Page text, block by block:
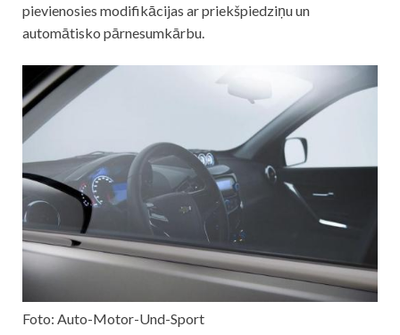
pievienosies modifikācijas ar priekšpiedziņu un
automātisko pārnesumkārbu.
Foto: Auto-Motor-Und-Sport